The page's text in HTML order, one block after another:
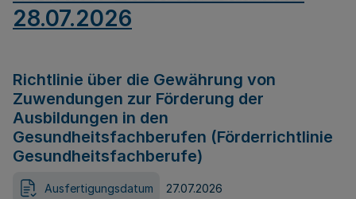
28.07.2026
Richtlinie über die Gewährung von
Zuwendungen zur Förderung der
Ausbildungen in den
Gesundheitsfachberufen (Förderrichtlinie
Gesundheitsfachberufe)
Ausfertigungsdatum 27.07.2026